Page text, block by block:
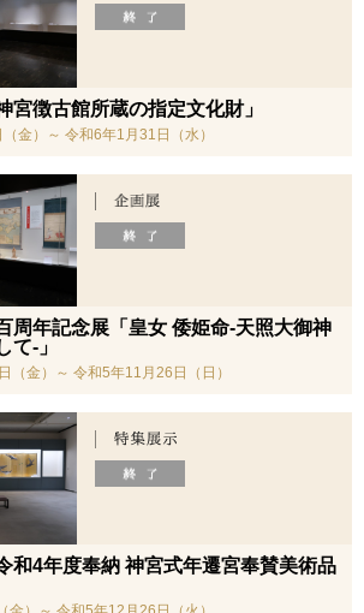
宮徴古館所蔵の指定文化財」
金）～ 令和6年1月31日（水）
周年記念展「皇女 倭姫命-天照大御神
て-」
（金）～ 令和5年11月26日（日）
和4年度奉納 神宮式年遷宮奉賛美術品